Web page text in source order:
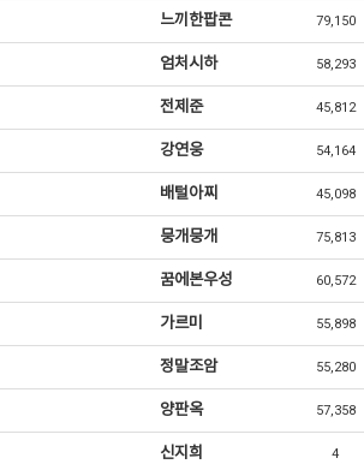
느끼한팝콘 79,150
엄처시하 58,293
전제준 45,812
강연웅 54,164
배털아찌 45,098
뭉개뭉개 75,813
꿈에본우성 60,572
가르미 55,898
정말조암 55,280
양판옥 57,358
신지희 4